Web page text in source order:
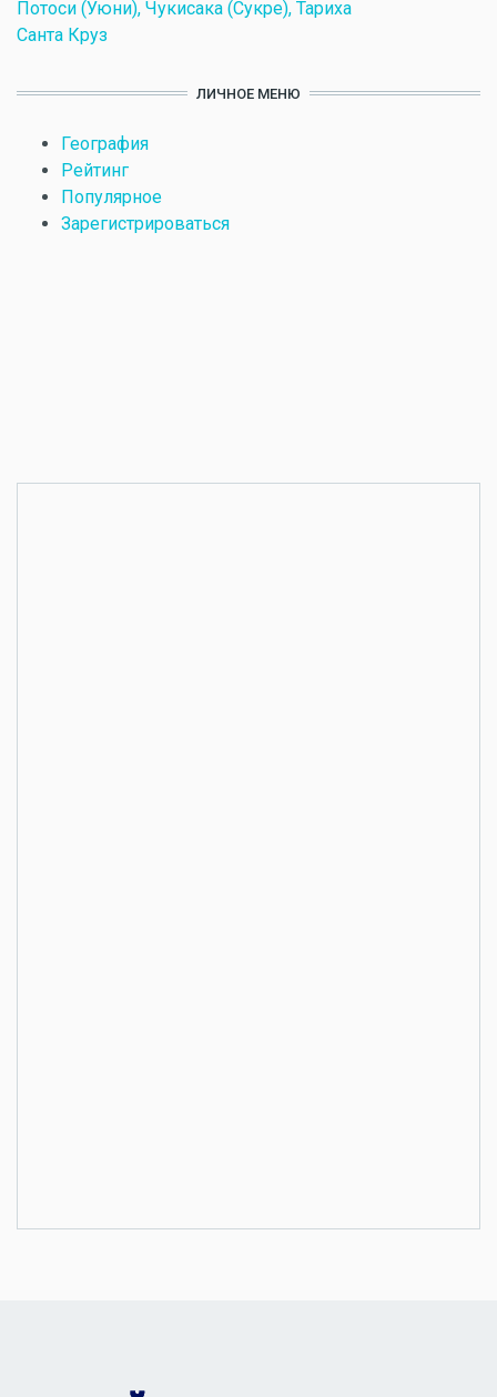
Потоси (Уюни), Чукисака (Сукре), Тариха
Санта Круз
ЛИЧНОЕ МЕНЮ
География
Рейтинг
Популярное
Зарегистрироваться